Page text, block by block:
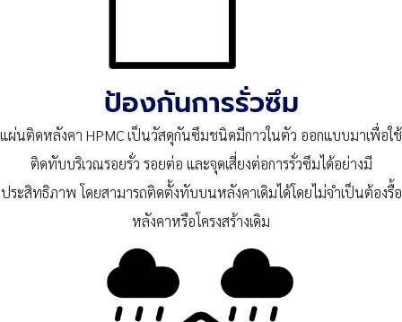
ป้องกันการรั่วซึม
แผ่นติดหลังคา HPMC เป็นวัสดุกันซึมชนิดมีกาวในตัว ออกแบบมาเพื่อใช้
ติดทับบริเวณรอยรั่ว รอยต่อ และจุดเสี่ยงต่อการรั่วซึมได้อย่างมี
ประสิทธิภาพ โดยสามารถติดตั้งทับบนหลังคาเดิมได้โดยไม่จำเป็นต้องรื้อ
หลังคาหรือโครงสร้างเดิม